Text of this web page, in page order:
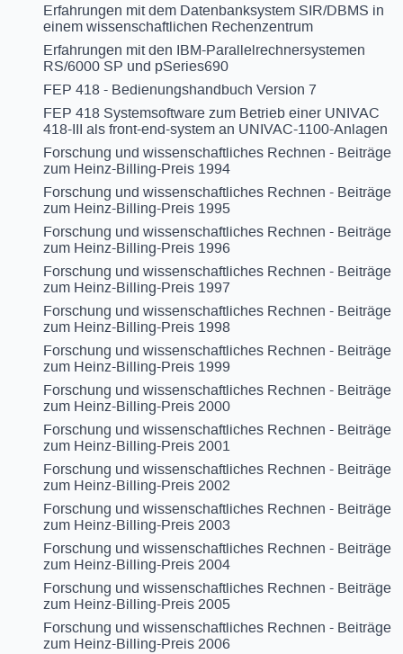
Erfahrungen mit dem Datenbanksystem SIR/DBMS in
einem wissenschaftlichen Rechenzentrum
Erfahrungen mit den IBM-Parallelrechnersystemen
RS/6000 SP und pSeries690
FEP 418 - Bedienungshandbuch Version 7
FEP 418 Systemsoftware zum Betrieb einer UNIVAC
418-III als front-end-system an UNIVAC-1100-Anlagen
Forschung und wissenschaftliches Rechnen - Beiträge
zum Heinz-Billing-Preis 1994
Forschung und wissenschaftliches Rechnen - Beiträge
zum Heinz-Billing-Preis 1995
Forschung und wissenschaftliches Rechnen - Beiträge
zum Heinz-Billing-Preis 1996
Forschung und wissenschaftliches Rechnen - Beiträge
zum Heinz-Billing-Preis 1997
Forschung und wissenschaftliches Rechnen - Beiträge
zum Heinz-Billing-Preis 1998
Forschung und wissenschaftliches Rechnen - Beiträge
zum Heinz-Billing-Preis 1999
Forschung und wissenschaftliches Rechnen - Beiträge
zum Heinz-Billing-Preis 2000
Forschung und wissenschaftliches Rechnen - Beiträge
zum Heinz-Billing-Preis 2001
Forschung und wissenschaftliches Rechnen - Beiträge
zum Heinz-Billing-Preis 2002
Forschung und wissenschaftliches Rechnen - Beiträge
zum Heinz-Billing-Preis 2003
Forschung und wissenschaftliches Rechnen - Beiträge
zum Heinz-Billing-Preis 2004
Forschung und wissenschaftliches Rechnen - Beiträge
zum Heinz-Billing-Preis 2005
Forschung und wissenschaftliches Rechnen - Beiträge
zum Heinz-Billing-Preis 2006